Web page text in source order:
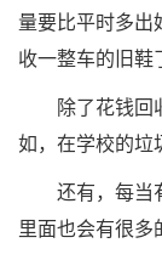
量要比平时多出
收一整车的旧鞋
除了花钱回收
如，在学校的垃
还有，每当有
里面也会有很多